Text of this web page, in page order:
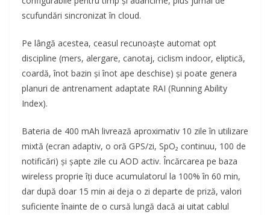
scufundări sincronizat în cloud.
Pe lângă acestea, ceasul recunoaște automat opt
discipline (mers, alergare, canotaj, ciclism indoor, eliptică,
coardă, înot bazin și înot ape deschise) și poate genera
planuri de antrenament adaptate RAI (Running Ability
Index).
Bateria de 400 mAh livrează aproximativ 10 zile în utilizare
mixtă (ecran adaptiv, o oră GPS/zi, SpO₂ continuu, 100 de
notificări) și șapte zile cu AOD activ. Încărcarea pe baza
wireless proprie îți duce acumulatorul la 100% în 60 min,
dar după doar 15 min ai deja o zi departe de priză, valori
suficiente înainte de o cursă lungă dacă ai uitat cablul